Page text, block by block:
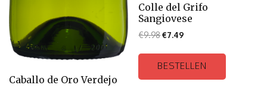
Caballo de Oro Verdejo
Colle del Grifo
Sangiovese
€9.98€7.49
BESTELLEN